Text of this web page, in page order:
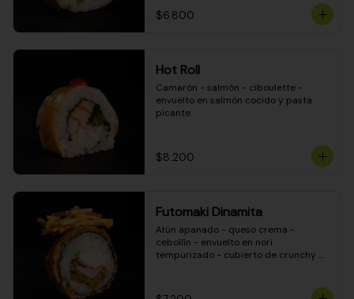
$6.800
Hot Roll
Camarón - salmón - ciboulette -
envuelto en salmón cocido y pasta
picante
$8.200
Futomaki Dinamita
Atún apanado - queso crema -
cebollín - envuelto en nori
tempurizado - cubierto de crunchy